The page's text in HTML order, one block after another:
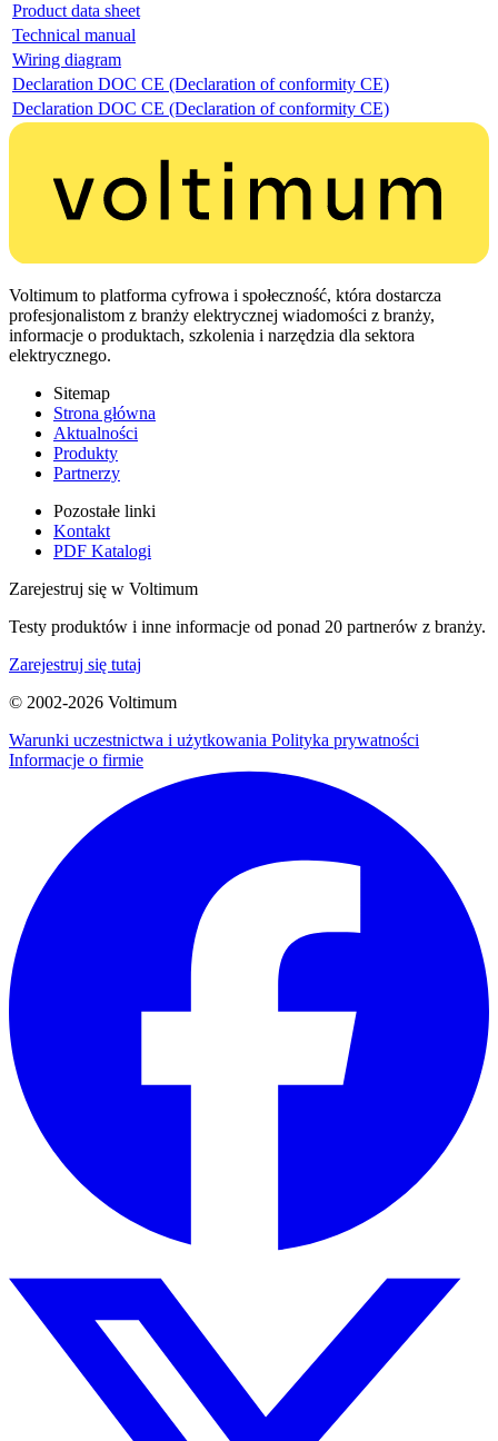
Product data sheet
Technical manual
Wiring diagram
Declaration DOC CE (Declaration of conformity CE)
Declaration DOC CE (Declaration of conformity CE)
Voltimum to platforma cyfrowa i społeczność, która dostarcza
profesjonalistom z branży elektrycznej wiadomości z branży,
informacje o produktach, szkolenia i narzędzia dla sektora
elektrycznego.
Sitemap
Strona główna
Aktualności
Produkty
Partnerzy
Pozostałe linki
Kontakt
PDF Katalogi
Zarejestruj się w Voltimum
Testy produktów i inne informacje od ponad 20 partnerów z branży.
Zarejestruj się tutaj
© 2002-2026 Voltimum
Warunki uczestnictwa i użytkowania Polityka prywatności
Informacje o firmie